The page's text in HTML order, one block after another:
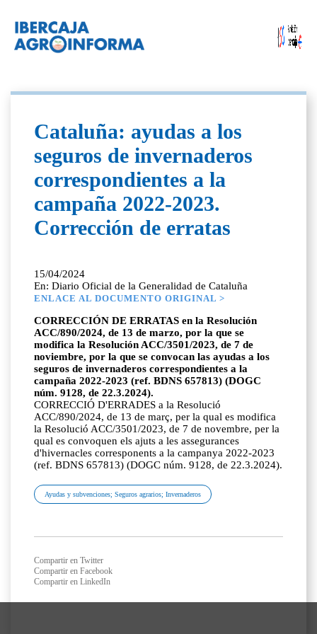
Cataluña: ayudas a los
seguros de invernaderos
correspondientes a la
campaña 2022-2023.
Corrección de erratas
15/04/2024
En: Diario Oficial de la Generalidad de Cataluña
ENLACE AL DOCUMENTO ORIGINAL >
CORRECCIÓN DE ERRATAS en la Resolución
ACC/890/2024, de 13 de marzo, por la que se
modifica la Resolución ACC/3501/2023, de 7 de
noviembre, por la que se convocan las ayudas a los
seguros de invernaderos correspondientes a la
campaña 2022-2023 (ref. BDNS 657813) (DOGC
núm. 9128, de 22.3.2024).
CORRECCIÓ D'ERRADES a la Resolució
ACC/890/2024, de 13 de març, per la qual es modifica
la Resolució ACC/3501/2023, de 7 de novembre, per la
qual es convoquen els ajuts a les assegurances
d'hivernacles corresponents a la campanya 2022-2023
(ref. BDNS 657813) (DOGC núm. 9128, de 22.3.2024).
Ayudas y subvenciones; Seguros agrarios; Invernaderos
Compartir en Twitter
Compartir en Facebook
Compartir en LinkedIn